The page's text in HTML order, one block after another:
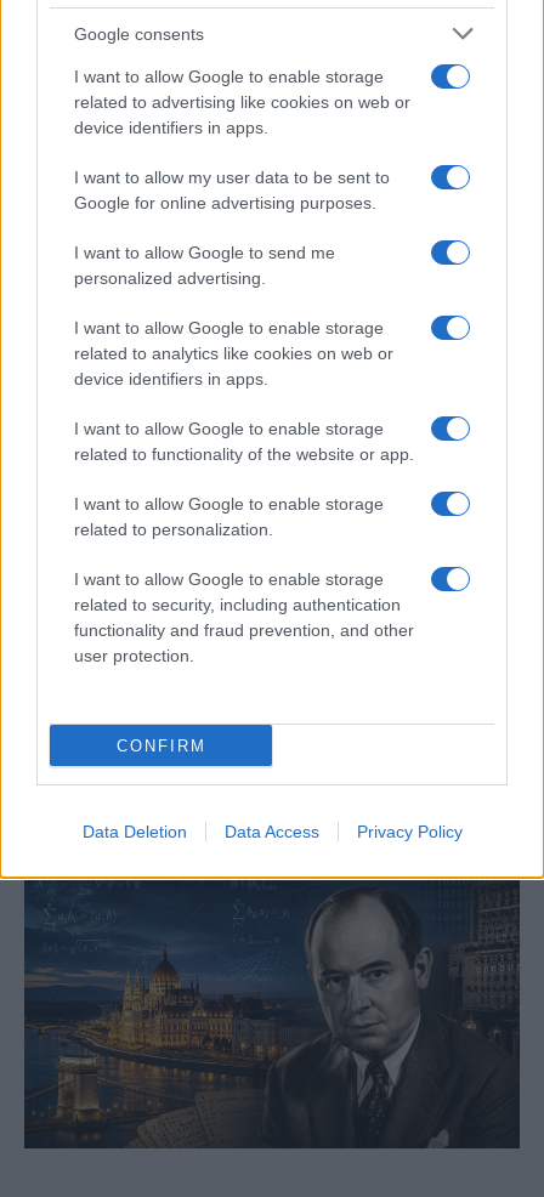
Google consents
I want to allow Google to enable storage
related to advertising like cookies on web or
device identifiers in apps.
I want to allow my user data to be sent to
Google for online advertising purposes.
I want to allow Google to send me
personalized advertising.
I want to allow Google to enable storage
related to analytics like cookies on web or
device identifiers in apps.
I want to allow Google to enable storage
related to functionality of the website or app.
I want to allow Google to enable storage
related to personalization.
I want to allow Google to enable storage
related to security, including authentication
functionality and fraud prevention, and other
user protection.
CONFIRM
Data Deletion Data Access Privacy Policy
Báruch háSém! Épségben találtak rá a 11
napja eltűnt lányra
országból a másikba